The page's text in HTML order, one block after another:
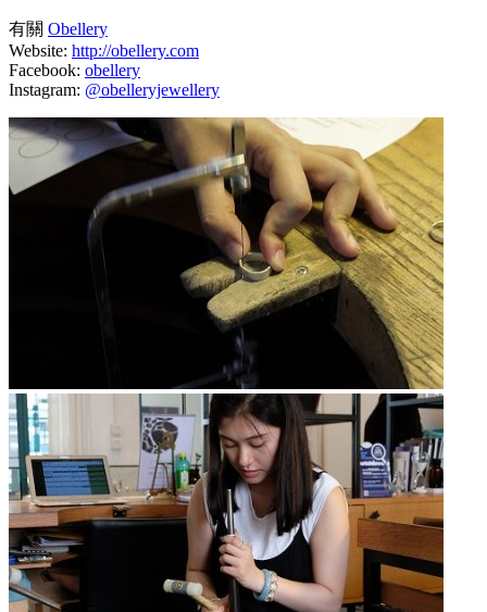
有關 Obellery
Website: http://obellery.com
Facebook: obellery
Instagram: @obelleryjewellery